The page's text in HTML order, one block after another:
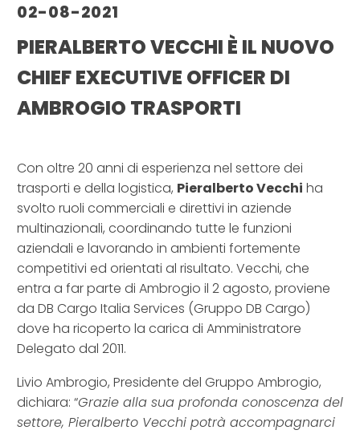
02-08-2021
PIERALBERTO VECCHI È IL NUOVO
CHIEF EXECUTIVE OFFICER DI
AMBROGIO TRASPORTI
Con oltre 20 anni di esperienza nel settore dei
trasporti e della logistica, Pieralberto Vecchi ha
svolto ruoli commerciali e direttivi in aziende
multinazionali, coordinando tutte le funzioni
aziendali e lavorando in ambienti fortemente
competitivi ed orientati al risultato. Vecchi, che
entra a far parte di Ambrogio il 2 agosto, proviene
da DB Cargo Italia Services (Gruppo DB Cargo)
dove ha ricoperto la carica di Amministratore
Delegato dal 2011.
Livio Ambrogio, Presidente del Gruppo Ambrogio,
dichiara: “Grazie alla sua profonda conoscenza del
settore, Pieralberto Vecchi potrà accompagnarci